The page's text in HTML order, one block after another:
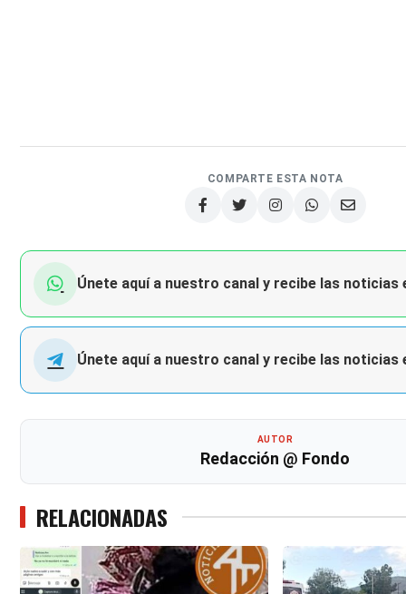
COMPARTE ESTA NOTA
Únete aquí a nuestro canal y recibe las noticias
Únete aquí a nuestro canal y recibe las noticias
AUTOR
Redacción @ Fondo
RELACIONADAS